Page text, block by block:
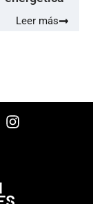
Leer más